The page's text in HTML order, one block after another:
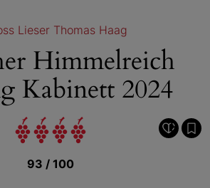
Lieser Thomas Haag
Himmelreich
Kabinett 2024
93 / 100